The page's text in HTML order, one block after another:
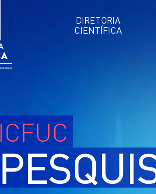
DIRETORIA
CIENTÍFICA
ICFUC